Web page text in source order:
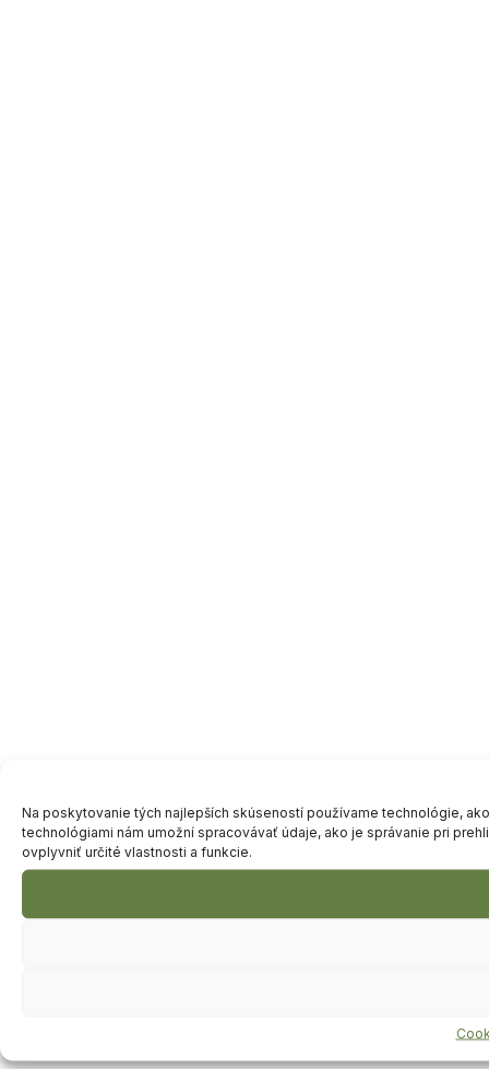
Na poskytovanie tých najlepších skúseností používame technológie,
technológiami nám umožní spracovávať údaje, ako je správanie pri
ovplyvniť určité vlastnosti a funkcie.